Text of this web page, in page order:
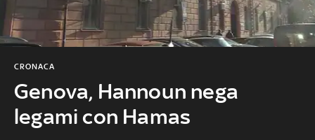
Genova, Hannoun nega
legami con Hamas
CRONACA